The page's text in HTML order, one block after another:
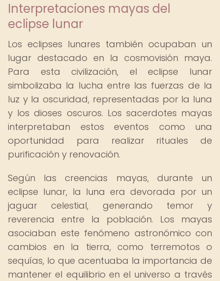
Interpretaciones mayas del
eclipse lunar
Los eclipses lunares también ocupaban un
lugar destacado en la cosmovisión maya.
Para esta civilización, el eclipse lunar
simbolizaba la lucha entre las fuerzas de la
luz y la oscuridad, representadas por la luna
y los dioses oscuros. Los sacerdotes mayas
interpretaban estos eventos como una
oportunidad para realizar rituales de
purificación y renovación.
Según las creencias mayas, durante un
eclipse lunar, la luna era devorada por un
jaguar celestial, generando temor y
reverencia entre la población. Los mayas
asociaban este fenómeno astronómico con
cambios en la tierra, como terremotos o
sequías, lo que acentuaba la importancia de
mantener el equilibrio en el universo a través